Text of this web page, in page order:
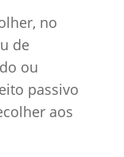
no
de
ou
passivo
aos